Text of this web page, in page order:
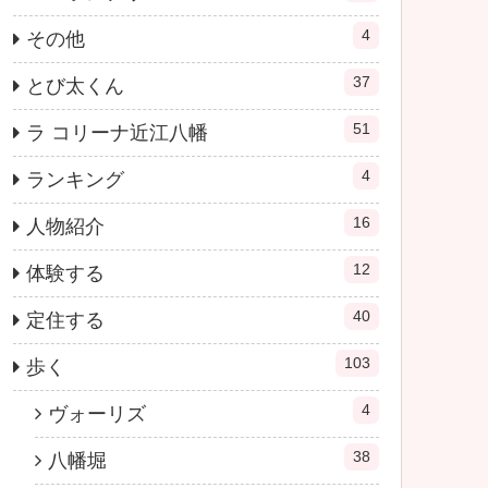
その他 4
とび太くん 37
ラ コリーナ近江八幡 51
ランキング 4
人物紹介 16
体験する 12
定住する 40
歩く 103
ヴォーリズ 4
八幡堀 38